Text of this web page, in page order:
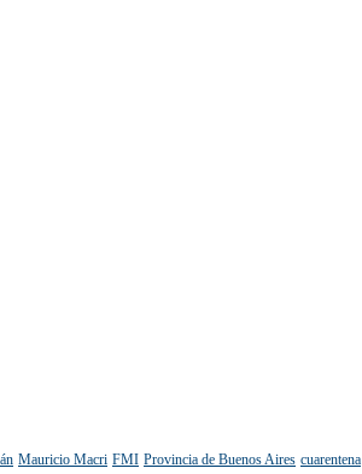
Mauricio Macri FMI Provincia de Buenos Aires cuarentena